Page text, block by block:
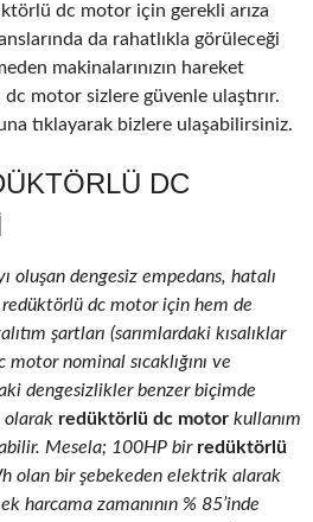
dc motor için gerekli arıza
da rahatlıkla görüleceği
makinalarınızın hareket
motor sizlere güvenle ulaştırır.
tıklayarak bizlere ulaşabilirsiniz.
DC
oluşan dengesiz empedans, hatalı
dc motor için hem de
şartları (sarımlardaki kısalıklar
nominal sıcaklığını ve
dengesizlikler benzer biçimde
olarak redüktörlü dc motor kullanım
Mesela; 100HP birredüktörlü
olan bir şebekeden elektrik alarak
harcama zamanının % 85’inde